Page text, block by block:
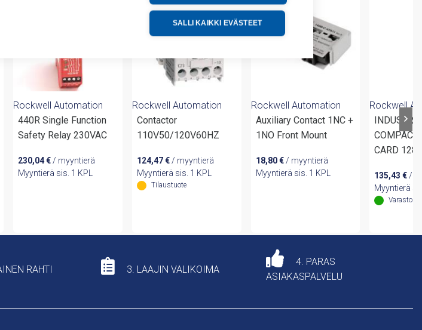
SALLI KAIKKI EVÄSTEET
Rockwell Automation
440R Single Function
Safety Relay 230VAC
230,04€ / myyntierä
Myyntierä sis. 1 KPL
Rockwell Automation
Contactor
110V50/120V60HZ
124,47€ / myyntierä
Myyntierä sis. 1 KPL
Tilaustuote
Rockwell Automation
Auxiliary Contact 1NC +
1NO Front Mount
18,80€/ myyntierä
Myyntierä sis. 1 KPL
Rockwell
CARD
135,43€ /
Myyntierä
RAHTI 3. LAAJIN VALIKOIMA
4. PARAS
ASIAKASPALVELU